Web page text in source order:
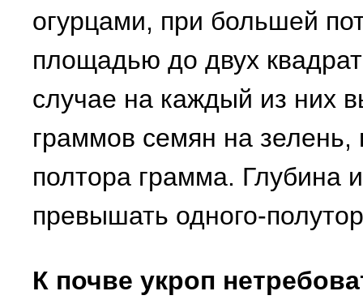
огурцами, при большей
площадью до двух
случае на каждый из них
граммов семян на зелень,
полтора грамма. Глубина
превышать одного-
К почве укроп